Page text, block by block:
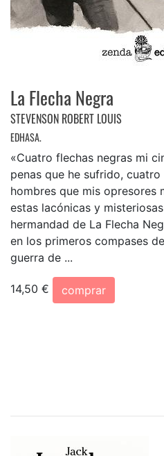
La Flecha Negra
STEVENSON ROBERT LOUIS
EDHASA.
«Cuatro flechas negras mi
penas que he sufrido,
hombres que mis opresores
estas lacónicas y
hermandad de La Flecha
en los primeros compases
guerra de ...
14,50 €
comprar